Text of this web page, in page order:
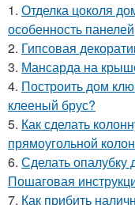
1. Отделка цоколя
особенность панелей
2. Гипсовая
3. Мансарда на
4. Построить дом
клееный брус?
5. Как сделать
прямоугольной
6. Сделать
Пошаговая
7. Как прибить